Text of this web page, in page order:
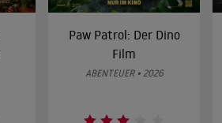
Paw Patrol: Der Dino
Film
ABENTEUER • 2026